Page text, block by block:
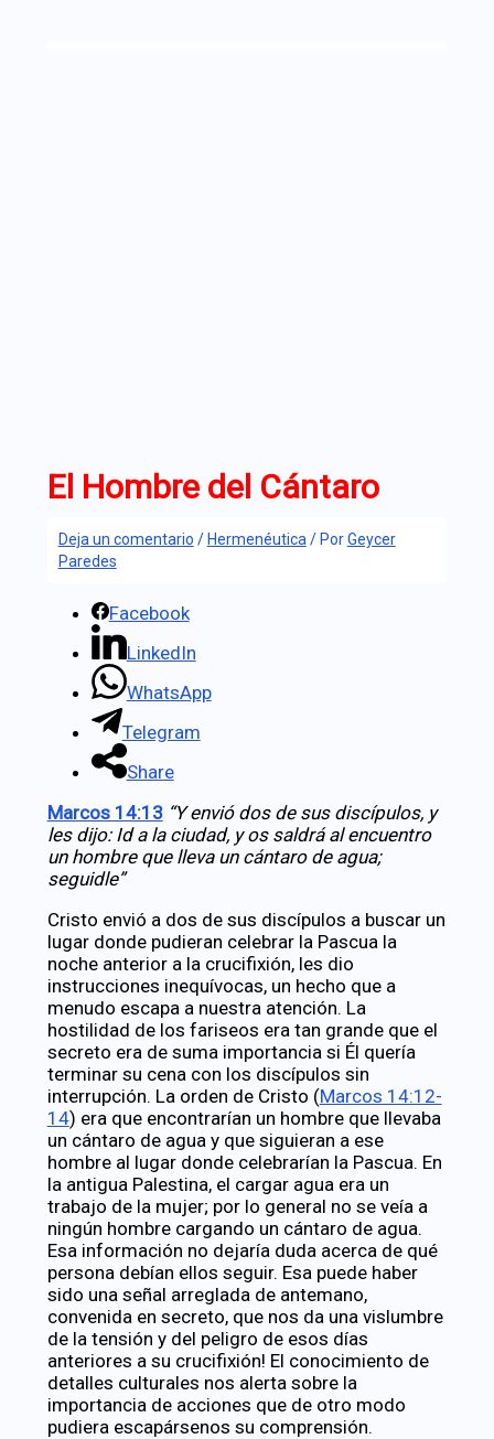
El Hombre del Cántaro
Deja un comentario /Hermenéutica / PorGeycer
Paredes
Facebook
LinkedIn
WhatsApp
Telegram
Share
Marcos 14:13 “Y envió dos de sus discípulos, y
les dijo: Id a la ciudad, y os saldrá al encuentro
un hombre que lleva un cántaro de agua;
seguidle”
Cristo envió a dos de sus discípulos a buscar un
lugar donde pudieran celebrar la Pascua la
noche anterior a la crucifixión, les dio
instrucciones inequívocas, un hecho que a
menudo escapa a nuestra atención. La
hostilidad de los fariseos era tan grande que el
secreto era de suma importancia si Él quería
terminar su cena con los discípulos sin
interrupción. La orden de Cristo (Marcos 14:12-
14) era que encontrarían un hombre que llevaba
un cántaro de agua y que siguieran a ese
hombre al lugar donde celebrarían la Pascua. En
la antigua Palestina, el cargar agua era un
trabajo de la mujer; por lo general no se veía a
ningún hombre cargando un cántaro de agua.
Esa información no dejaría duda acerca de qué
persona debían ellos seguir. Esa puede haber
sido una señal arreglada de antemano,
convenida en secreto, que nos da una vislumbre
de la tensión y del peligro de esos días
anteriores a su crucifixión! El conocimiento de
detalles culturales nos alerta sobre la
importancia de acciones que de otro modo
pudiera escapársenos su comprensión.